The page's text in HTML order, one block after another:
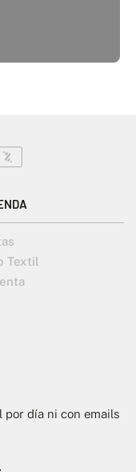
Textil
por día ni con emails